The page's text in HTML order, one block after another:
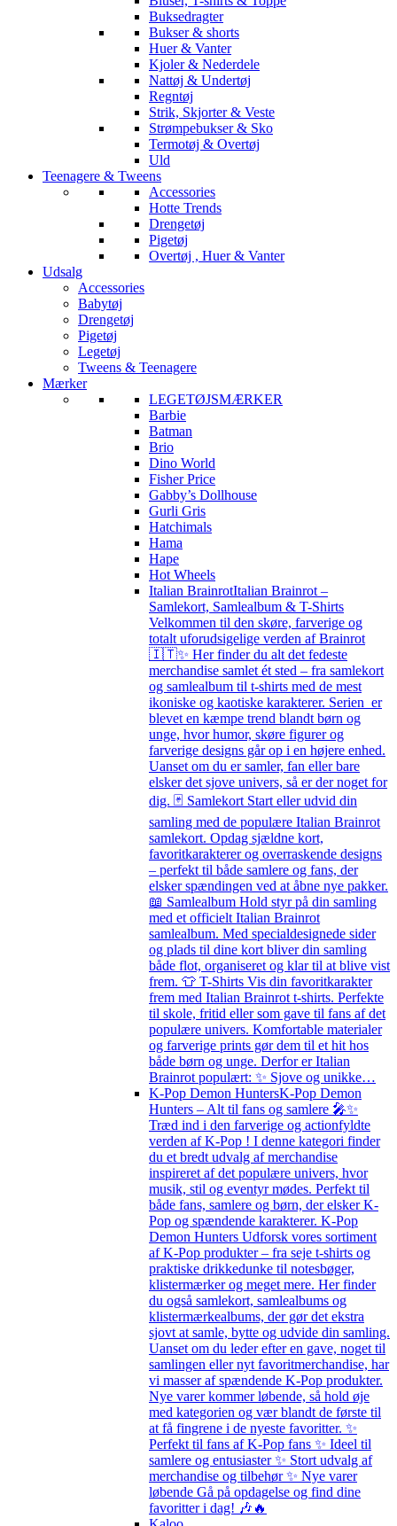
Buksedragter
Bukser & shorts
Huer & Vanter
Kjoler & Nederdele
Nattøj & Undertøj
Regntøj
Strik, Skjorter & Veste
Strømpebukser & Sko
Termotøj & Overtøj
Uld
Teenagere & Tweens
Accessories
Hotte Trends
Drengetøj
Pigetøj
Overtøj , Huer & Vanter
Udsalg
Accessories
Babytøj
Drengetøj
Pigetøj
Legetøj
Tweens & Teenagere
Mærker
LEGETØJSMÆRKER
Barbie
Batman
Brio
Dino World
Fisher Price
Gabby’s Dollhouse
Gurli Gris
Hatchimals
Hama
Hape
Hot Wheels
Italian BrainrotItalian Brainrot –
Samlekort, Samlealbum & T-Shirts
Velkommen til den skøre, farverige og
totalt uforudsigelige verden af Brainrot
🇮🇹✨ Her finder du alt det fedeste
merchandise samlet ét sted – fra samlekort
og samlealbum til t-shirts med de mest
ikoniske og kaotiske karakterer. Serien er
blevet en kæmpe trend blandt børn og
unge, hvor humor, skøre figurer og
farverige designs går op i en højere enhed.
Uanset om du er samler, fan eller bare
elsker det sjove univers, så er der noget for
dig. 🃏 Samlekort Start eller udvid din
samling med de populære Italian Brainrot
samlekort. Opdag sjældne kort,
favoritkarakterer og overraskende designs
– perfekt til både samlere og fans, der
elsker spændingen ved at åbne nye pakker.
📖 Samlealbum Hold styr på din samling
med et officielt Italian Brainrot
samlealbum. Med specialdesignede sider
og plads til dine kort bliver din samling
både flot, organiseret og klar til at blive vist
frem. 👕 T-Shirts Vis din favoritkarakter
frem med Italian Brainrot t-shirts. Perfekte
til skole, fritid eller som gave til fans af det
populære univers. Komfortable materialer
og farverige prints gør dem til et hit hos
både børn og unge. Derfor er Italian
Brainrot populært: ✨ Sjove og unikke…
K-Pop Demon HuntersK-Pop Demon
Hunters – Alt til fans og samlere 🎤✨
Træd ind i den farverige og actionfyldte
verden af K-Pop ! I denne kategori finder
du et bredt udvalg af merchandise
inspireret af det populære univers, hvor
musik, stil og eventyr mødes. Perfekt til
både fans, samlere og børn, der elsker K-
Pop og spændende karakterer. K-Pop
Demon Hunters Udforsk vores sortiment
af K-Pop produkter – fra seje t-shirts og
praktiske drikkedunke til notesbøger,
klistermærker og meget mere. Her finder
du også samlekort, samlealbums og
klistermærkealbums, der gør det ekstra
sjovt at samle, bytte og udvide din samling.
Uanset om du leder efter en gave, noget til
samlingen eller nyt favoritmerchandise, har
vi masser af spændende K-Pop produkter.
Nye varer kommer løbende, så hold øje
med kategorien og vær blandt de første til
at få fingrene i de nyeste favoritter. ✨
Perfekt til fans af K-Pop fans ✨ Ideel til
samlere og entusiaster ✨ Stort udvalg af
merchandise og tilbehør ✨ Nye varer
løbende Gå på opdagelse og find dine
favoritter i dag! 🎶🔥